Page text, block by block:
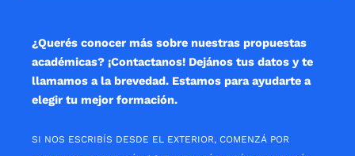
¿Querés conocer más sobre nuestras propuestas
académicas? ¡Contactanos! Dejános tus datos y te
llamamos a la brevedad. Estamos para ayudarte a
elegir tu mejor formación.
SI NOS ESCRIBÍS DESDE EL EXTERIOR, COMENZÁ POR